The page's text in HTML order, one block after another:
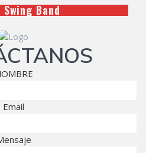
Band
Email